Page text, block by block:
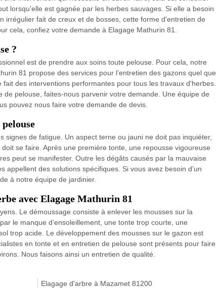
lorsqu’elle est gagnée par les herbes sauvages. Si elle a besoin
irrégulier fait de creux et de bosses, cette forme d'entretien de
cela, confiez votre demande à Elagage Mathurin 81.
?
est de prendre aux soins toute pelouse. Pour cela, notre
81 propose des services pour l’entretien des gazons quel que
des interventions performantes pour tous les travaux d'herbes.
pelouse, faites-nous parvenir votre demande. Une équipe de
pouvez nous faire votre demande de devis.
signes de fatigue. Un aspect terne ou jauni ne doit pas inquiéter,
se faire. Après une première tonte, une repousse vigoureuse
peut se manifester. Outre les dégâts causés par la mauvaise
appellent des solutions spécifiques. Si vous avez besoin d’un
à notre équipe de jardinier.
avec Elagage Mathurin 81
Le démoussage consiste à enlever les mousses sur la
le manque d’ensoleillement, une tonte trop courte, une
trop acide. Le développement des mousses sur le gazon est
en tonte et en entretien de pelouse sont présents pour faire
Nous faisons ainsi un entretien de qualité.
Elagage d'arbre à Mazamet 81200